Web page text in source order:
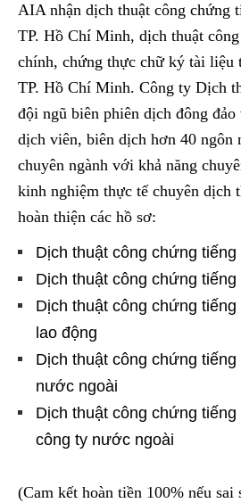
AIA nhận dịch thuật công chứng
TP. Hồ Chí Minh, dịch thuật
chính, chứng thực chữ ký tài liệu
TP. Hồ Chí Minh. Công ty Dịch
đội ngũ biên phiên dịch đông
dịch viên, biên dịch hơn 40 ngôn
chuyên ngành với khả năng
kinh nghiệm thực tế chuyên dịch
hoàn thiện các hồ sơ:
Dịch thuật công chứng
Dịch thuật công chứng
Dịch thuật công chứng
lao động
Dịch thuật công chứng
nước ngoài
Dịch thuật công chứng
công ty nước ngoài
(Cam kết hoàn tiền 100% nếu